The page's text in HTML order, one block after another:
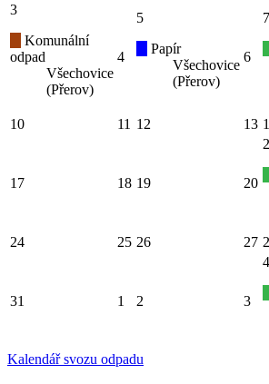
3
Komunální
odpad
Všechovice
(Přerov)
4
5
Papír
Všechovice
(Přerov)
6
7
10 11 12 13
17 18 19 20
24 25 26 27
31 1 2 3
4
Kalendář svozu odpadu